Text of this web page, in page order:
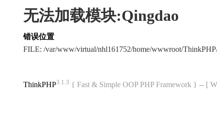
无法加载模块:Qingdao
错误位置
FILE: /var/www/virtual/nhl161752/home/wwwroot/
ThinkPHP3.1.3 { Fast & Simple OOP PHP Framework } -- [